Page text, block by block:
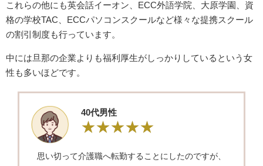
これらの他にも英会話イーオン、ECC外語学院、大原学園、資
格の学校TAC、ECCパソコンスクールなど様々な提携スクール
の割引制度も行っています。
中には旦那の企業よりも福利厚生がしっかりしているという女
性も多いほどです。
40代男性
思い切って介護職へ転勤することにしたのですが、